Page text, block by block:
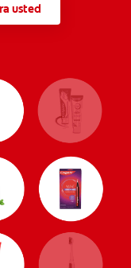
usted